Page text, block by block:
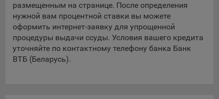
составить представление о тенденциях использования
сайта в целом. Общество использует информацию для
анализа трафика на сайтах.
9.5. Файлы cookie, применяемые для определения целевой
аудитории и в рекламных целях, например Яндекс.Метрика,
Google Analytics.
размещенным на странице. После определения
нужной вам процентной ставки вы можете
оформить интернет-заявку для упрощенной
процедуры выдачи ссуды. Условия вашего кредита
уточняйте по контактному телефону банка Банк
ВТБ (Беларусь).